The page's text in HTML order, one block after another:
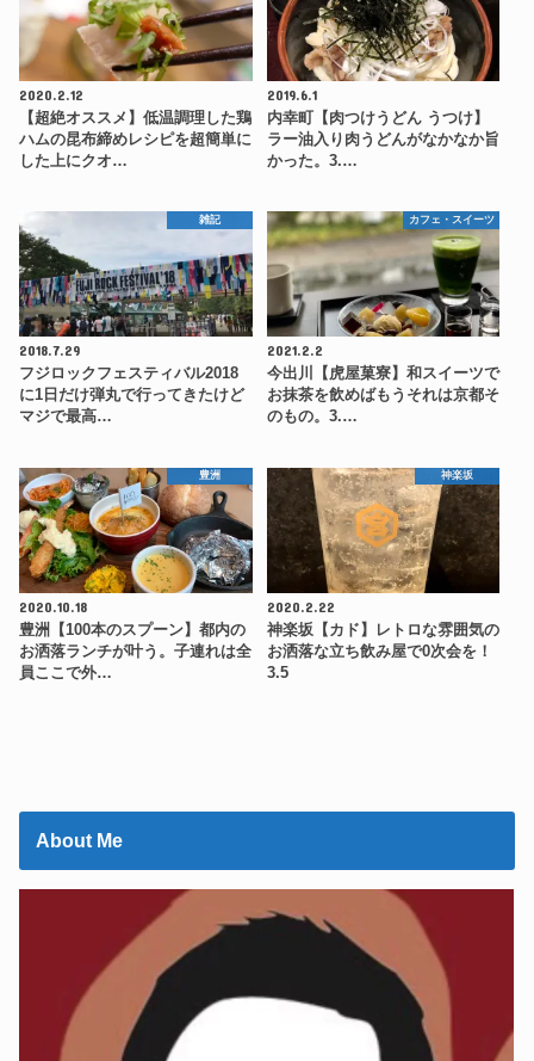
2020.2.12
【超絶オススメ】低温調理した鶏
ハムの昆布締めレシピを超簡単に
した上にクオ…
2019.6.1
内幸町【肉つけうどん うつけ】
ラー油入り肉うどんがなかなか旨
かった。3.…
雑記
2018.7.29
フジロックフェスティバル2018
に1日だけ弾丸で行ってきたけど
マジで最高…
カフェ・スイーツ
2021.2.2
今出川【虎屋菓寮】和スイーツで
お抹茶を飲めばもうそれは京都そ
のもの。3.…
豊洲
2020.10.18
豊洲【100本のスプーン】都内の
お洒落ランチが叶う。子連れは全
員ここで外…
神楽坂
2020.2.22
神楽坂【カド】レトロな雰囲気の
お洒落な立ち飲み屋で0次会を！
3.5
About Me